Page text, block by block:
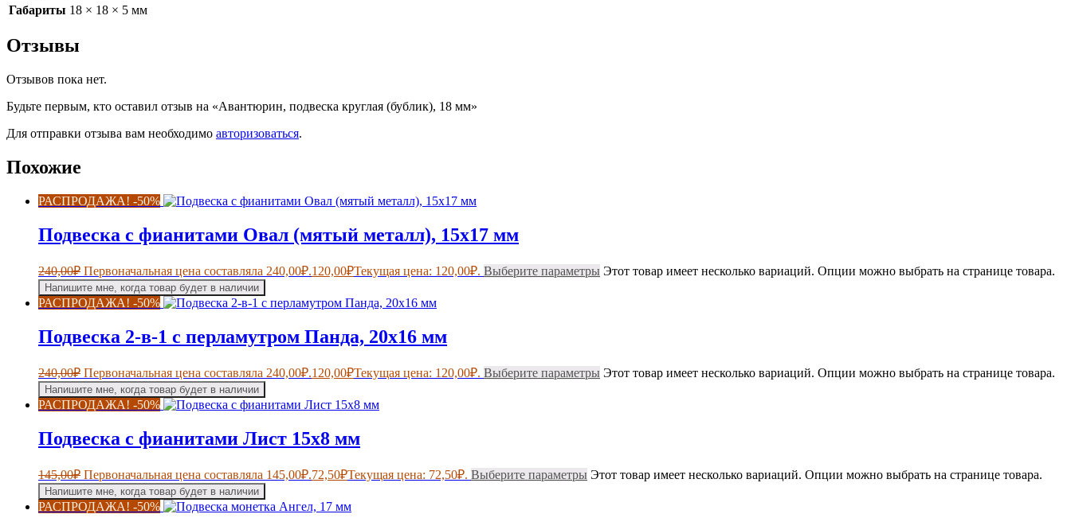
Габариты 18 × 18 × 5 мм
Отзывы
Отзывов пока нет.
Будьте первым, кто оставил отзыв на «Авантюрин, подвеска круглая (бублик), 18 мм»
Для отправки отзыва вам необходимо авторизоваться.
Похожие
РАСПРОДАЖА! -50%
Подвеска с фианитами Овал (мятый металл), 15х17 мм
240,00₽ Первоначальная цена составляла 240,00₽.120,00₽Текущая цена: 120,00₽. Выберите параметры Этот товар имеет несколько вариаций. Опции можно выбрать на странице товара.
Напишите мне, когда товар будет в наличии
РАСПРОДАЖА! -50%
Подвеска 2-в-1 с перламутром Панда, 20х16 мм
240,00₽ Первоначальная цена составляла 240,00₽.120,00₽Текущая цена: 120,00₽. Выберите параметры Этот товар имеет несколько вариаций. Опции можно выбрать на странице товара.
Напишите мне, когда товар будет в наличии
РАСПРОДАЖА! -50%
Подвеска с фианитами Лист 15х8 мм
145,00₽ Первоначальная цена составляла 145,00₽.72,50₽Текущая цена: 72,50₽. Выберите параметры Этот товар имеет несколько вариаций. Опции можно выбрать на странице товара.
Напишите мне, когда товар будет в наличии
РАСПРОДАЖА! -50%